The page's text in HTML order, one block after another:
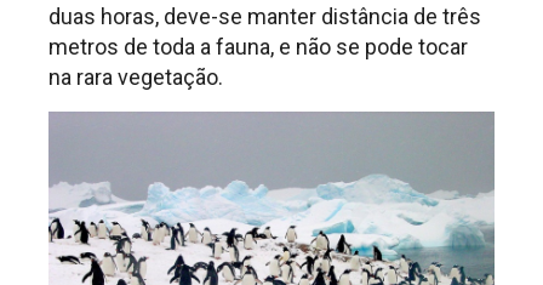
duas horas, deve-se manter distância de três
metros de toda a fauna, e não se pode tocar
na rara vegetação.